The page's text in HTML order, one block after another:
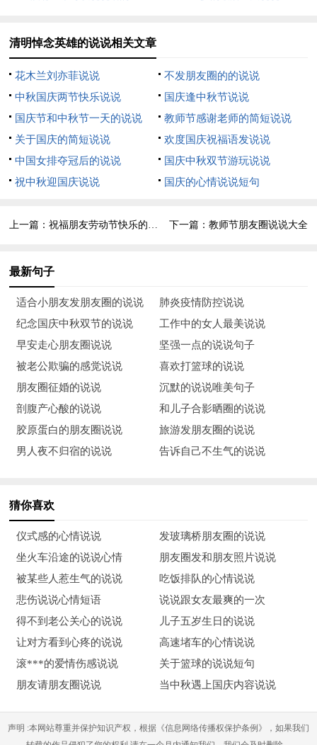
7、缅怀革命先烈!你们用牺牲自己的生命，换来了我们今天的幸
福。是你们，在生死存亡的关键时刻挺身而出;没有你们，我们
今天怎能坐在明亮的教室里学习;没有你们，我们怎么会有今天
幸福的生活。今后我会更加珍惜红领巾，会更加热爱和平的生
活!
来自于母亲。一切有因有果，而我们中国的现在来自于先烈。我
心中有一份感激，我无法用语言来表达，但是用最朴实的语句来
说：“谢谢!”
10、立德立志，快乐成长，缅怀先烈，做美德少年，为实现伟大
的中国梦而努力学习!
11、向先烈们深深地致敬!作为新时代的教育工作者，每天面对
花儿一样的笑脸，我知道自己的工作是多么的重要和荣耀。我们
要让祖国的新一代儿童知道，他们幸福安稳的生活，是您们用鲜
血和生命换来的;我们要让他们懂得感恩，热爱生活、热爱祖
12、向烈士致敬，是您唤醒了沉睡的中国，是您用鲜血开启了一
个新的纪元，您们是中华民族的骄傲，是中华民族的象征。我们
更应该珍惜现在的生活，为祖国的
13、今天的鸟语花香，源于您满腔的热血;今天农民伯伯的五谷
丰收，是您金灿灿的心愿……我们不能忘记，我们怎能忘记。烈
士们的抛头颅，洒热血。安息吧!成睡在地下的英烈们!你们是不
朽的，即使再沉睡上一万年，也永远会被人们流传下去!
14、愿先烈们安息长眠，因为有了你们，我们的生活变得美好。
15、无数革命烈士为我们今天幸福生活献出了宝贵的生命，我们
清明悼念英雄的说说相关文章
花木兰刘亦菲说说
不发朋友圈的的说说
中秋国庆两节快乐说说
国庆逢中秋节说说
国庆节和中秋节一天的说说
教师节感谢老师的简短说说
关于国庆的简短说说
欢度国庆祝福语发说说
中国女排夺冠后的说说
国庆中秋双节游玩说说
祝中秋迎国庆说说
国庆的心情说说短句
上一篇：祝福朋友劳动节快乐的说说 下一篇： 教师节朋友圈说说大全
最新句子
适合小朋友发朋友圈的说说
肺炎疫情防控说说
纪念国庆中秋双节的说说
工作中的女人最美说说
早安走心朋友圈说说
坚强一点的说说句子
被老公欺骗的感觉说说
喜欢打篮球的说说
朋友圈征婚的说说
沉默的说说唯美句子
剖腹产心酸的说说
和儿子合影晒圈的说说
胶原蛋白的朋友圈说说
旅游发朋友圈的说说
男人夜不归宿的说说
告诉自己不生气的说说
猜你喜欢
仪式感的心情说说
发玻璃桥朋友圈的说说
坐火车沿途的说说心情
朋友圈发和朋友照片说说
被某些人惹生气的说说
吃饭排队的心情说说
悲伤说说心情短语
说说跟女友最爽的一次
得不到老公关心的说说
儿子五岁生日的说说
让对方看到心疼的说说
高速堵车的心情说说
滚***的爱情伤感说说
关于篮球的说说短句
朋友请朋友圈说说
当中秋遇上国庆内容说说
声明 :本网站尊重并保护知识产权，根据《信息网络传播权保护条例》，如果我们